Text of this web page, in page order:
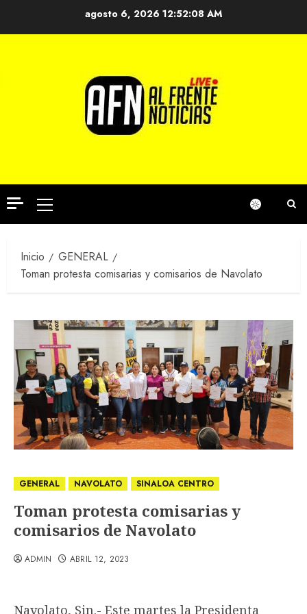
agosto 6, 2026 12:52:08 AM
Menú
principal
Inicio
GENERAL
Toman protesta comisarias y comisarios de Navolato
GENERAL NAVOLATO SINALOA CENTRO
Toman protesta comisarias y
comisarios de Navolato
ADMIN ABRIL 12, 2023
Navolato, Sin.- Este martes la Presidenta